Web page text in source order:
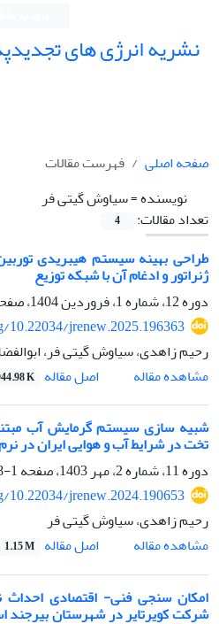
نشریه انرژی های
صفحه اصلی
فهرست مقالات
نویسنده =سیاوش گیتی فر
تعداد مقالات:
4
طراحی بهینه سیستم هیبریدی
ژنراتور و ادغام آن با شبکه توزیع
دوره 12، شماره 1، فروردین 1404، صفحه
jrenew.2025.196363
رحیم زاهدی، سیاوش گیتی فر،
مشاهده مقاله
اصل مقاله K
شبیه سازی سیستم گرمایش آب
تخت در شرایط آب و هوایی ایران در
دوره 11، شماره 2، مهر 1403، صفحه
1-8
jrenew.2024.190653
رحیم زاهدی، سیاوش گیتی فر
مشاهده مقاله
اصل مقاله 1.15 M
شرکت کویرتایر در شهرستان بیرجند